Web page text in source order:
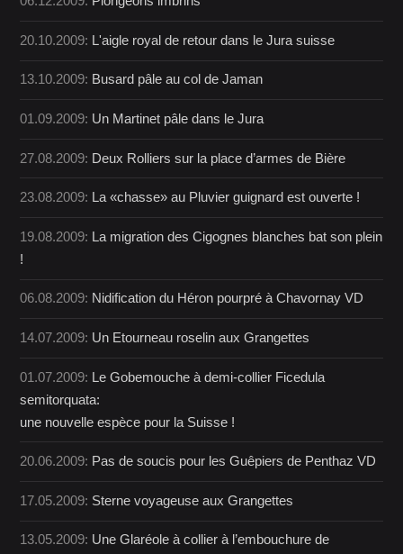
20.10.2009: L'aigle royal de retour dans le Jura suisse
13.10.2009: Busard pâle au col de Jaman
01.09.2009: Un Martinet pâle dans le Jura
27.08.2009: Deux Rolliers sur la place d’armes de Bière
23.08.2009: La «chasse» au Pluvier guignard est ouverte !
19.08.2009: La migration des Cigognes blanches bat son plein
!
06.08.2009: Nidification du Héron pourpré à Chavornay VD
14.07.2009: Un Etourneau roselin aux Grangettes
01.07.2009: Le Gobemouche à demi-collier Ficedula
semitorquata:
une nouvelle espèce pour la Suisse !
20.06.2009: Pas de soucis pour les Guêpiers de Penthaz VD
17.05.2009: Sterne voyageuse aux Grangettes
13.05.2009: Une Glaréole à collier à l’embouchure de